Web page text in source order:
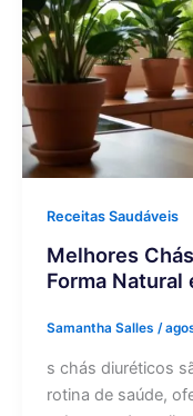
Receitas Saudáveis
Melhores
Forma Natural
Samantha Salles /
s chás diuréticos
rotina de saúde,